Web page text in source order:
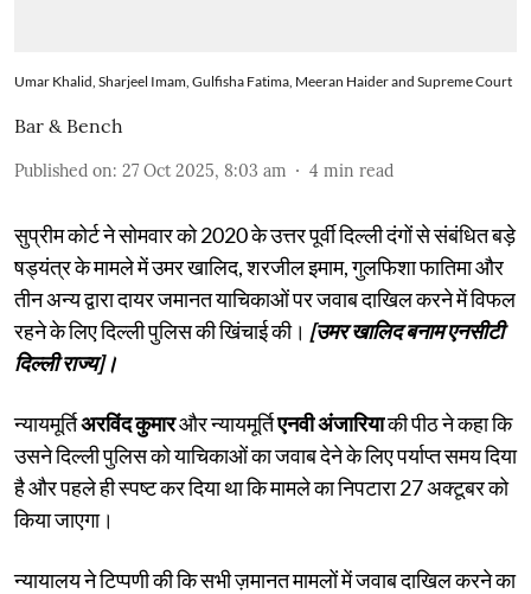
Umar Khalid, Sharjeel Imam, Gulfisha Fatima, Meeran Haider and Supreme Court
Bar & Bench
Published on: 27 Oct 2025, 8:03 am 4 min read
सुप्रीम कोर्ट ने सोमवार को 2020 के उत्तर पूर्वी दिल्ली दंगों से संबंधित बड़े
षड्यंत्र के मामले में उमर खालिद, शरजील इमाम, गुलफिशा फातिमा और
तीन अन्य द्वारा दायर जमानत याचिकाओं पर जवाब दाखिल करने में विफल
रहने के लिए दिल्ली पुलिस की खिंचाई की। [उमर खालिद बनाम एनसीटी
दिल्ली राज्य]।
न्यायमूर्तिअरविंद कुमारऔर न्यायमूर्तिएनवी अंजारियाकी पीठ ने कहा कि
उसने दिल्ली पुलिस को याचिकाओं का जवाब देने के लिए पर्याप्त समय दिया
है और पहले ही स्पष्ट कर दिया था कि मामले का निपटारा 27 अक्टूबर को
किया जाएगा।
न्यायालय ने टिप्पणी की कि सभी ज़मानत मामलों में जवाब दाखिल करने का